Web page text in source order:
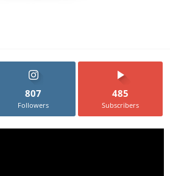
807
Followers
485
Subscribers